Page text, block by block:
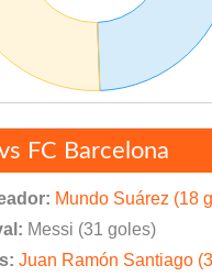
FC Barcelona
Mundo Suárez (18
Messi (31 goles)
Juan Ramón Santiago